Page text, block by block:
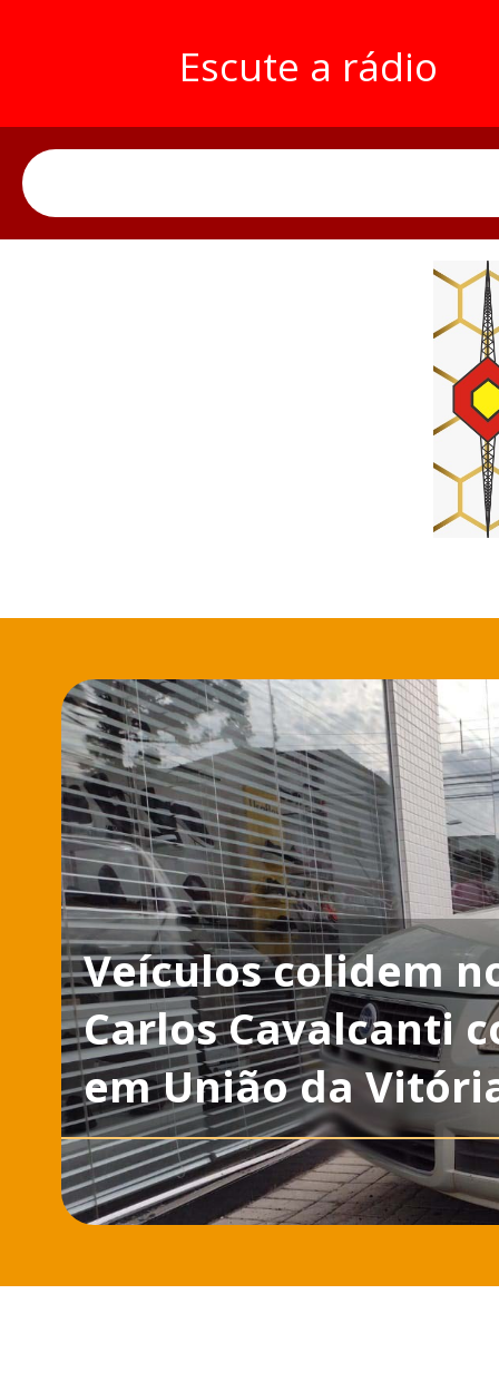
Escute a rádio
Veículos colidem
Carlos Cavalcanti
em União da